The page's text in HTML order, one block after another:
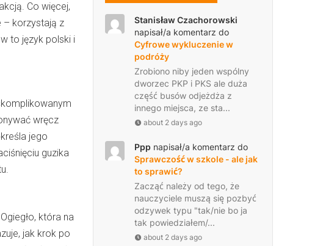
Co więcej,
– korzystają z
to język polski i
wręcz
jego
guzika
która na
jak krok po
Stanisław Czachorowski
napisał/a komentarz do
Cyfrowe wykluczenie w
podróży
Zrobiono niby jeden wspólny
dworzec PKP i PKS ale duża
część busów odjeżdża z
innego miejsca, ze sta...
about 2 days ago
Ppp napisał/a komentarz do
Sprawczość w szkole - ale jak
to sprawić?
Zacząć należy od tego, że
nauczyciele muszą się pozbyć
odzywek typu "tak/nie bo ja
tak powiedziałem/...
about 2 days ago